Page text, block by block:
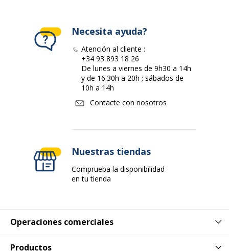
Datos de identificación
Datos de identificación
Código de barras maestro 8413623023813
Dimensiones y peso
Anchura 250 mm
Operaciones comerciales
Productos
Necesita ayuda?
Atención al cliente :
+34 93 893 18 26
De lunes a viernes de 9h30 a 14h
y de 16.30h a 20h ; sábados de
10h a 14h
Contacte con nosotros
Nuestras tiendas
Comprueba la disponibilidad
en tu tienda